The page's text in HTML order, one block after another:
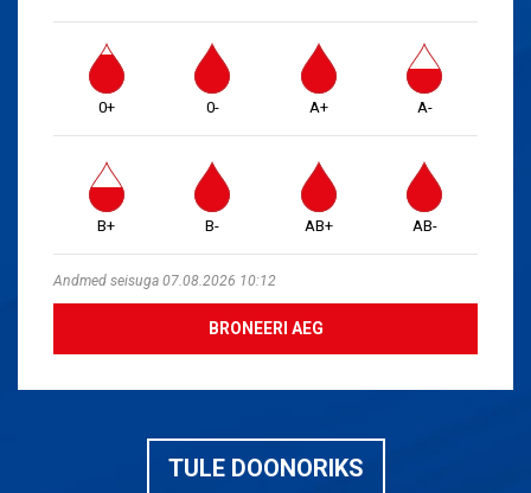
0+ 0- A+ A-
B+ B- AB+ AB-
Andmed seisuga 07.08.2026 10:12
BRONEERI AEG
TULE DOONORIKS